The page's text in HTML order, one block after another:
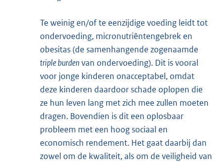
Te weinig en/of te eenzijdige voeding leidt tot
ondervoeding, micronutriëntengebrek en
obesitas (de samenhangende zogenaamde
triple burdenvan ondervoeding). Dit is vooral
voor jonge kinderen onacceptabel, omdat
deze kinderen daardoor schade oplopen die
ze hun leven lang met zich mee zullen moeten
dragen. Bovendien is dit een oplosbaar
probleem met een hoog sociaal en
economisch rendement. Het gaat daarbij dan
zowel om de kwaliteit, als om de veiligheid van